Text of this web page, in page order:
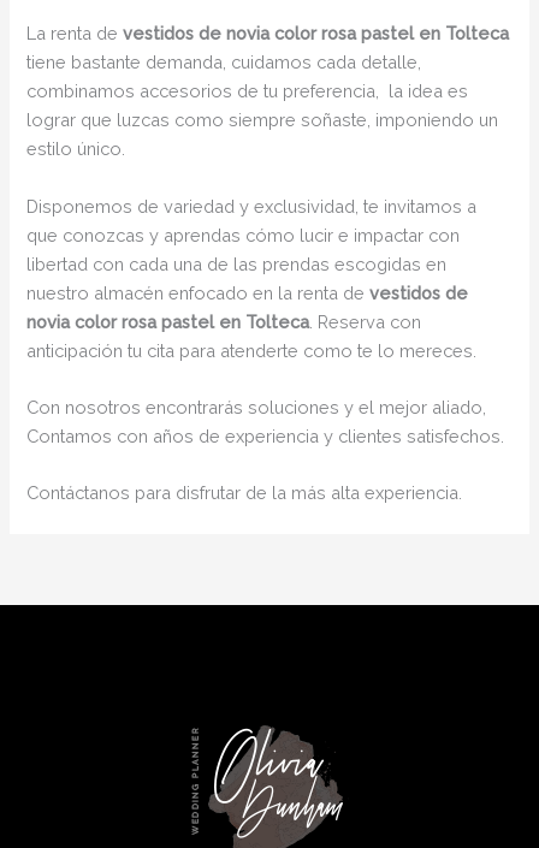
La renta devestidos de novia color rosa pastel en Tolteca
tiene bastante demanda, cuidamos cada detalle,
combinamos accesorios de tu preferencia, la idea es
lograr que luzcas como siempre soñaste, imponiendo un
estilo único.
Disponemos de variedad y exclusividad, te invitamos a
que conozcas y aprendas cómo lucir e impactar con
libertad con cada una de las prendas escogidas en
nuestro almacén enfocado en la renta devestidos de
novia color rosa pastel en Tolteca. Reserva con
anticipación tu cita para atenderte como te lo mereces.
Con nosotros encontrarás soluciones y el mejor aliado,
Contamos con años de experiencia y clientes satisfechos.
Contáctanos para disfrutar de la más alta experiencia.